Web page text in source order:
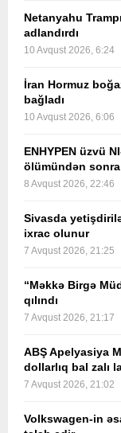
Netanyahu
adlandırdı
10 Avqust 2026, 6:24
İran Hormuz
bağladı
10 Avqust 2026, 6:06
ENHYPEN üzvü
ölümündən
8 Avqust 2026, 22:46
Sivasda
ixrac olunur
7 Avqust 2026, 21:25
“Məkkə Birgə
qılındı
7 Avqust 2026, 21:17
ABŞ Apelyasiya
dollarlıq bal zalı
7 Avqust 2026, 21:02
Volkswagen-in